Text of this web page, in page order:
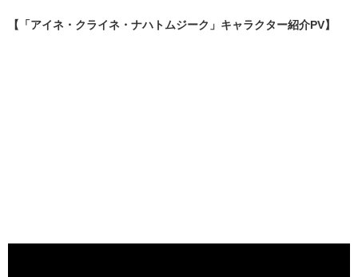
【「アイネ・クライネ・ナハトムジーク」キャラクター紹介PV】